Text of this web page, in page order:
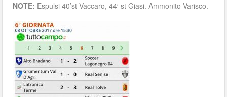
NOTE: Espulsi 40’st Vaccaro, 44′ st Giasi. Ammonito Varisco.